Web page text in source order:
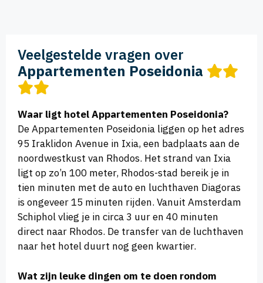
Veelgestelde vragen over
Appartementen Poseidonia
Waar ligt hotel Appartementen Poseidonia?
De Appartementen Poseidonia liggen op het adres
95 Iraklidon Avenue in Ixia, een badplaats aan de
noordwestkust van Rhodos. Het strand van Ixia
ligt op zo’n 100 meter, Rhodos-stad bereik je in
tien minuten met de auto en luchthaven Diagoras
is ongeveer 15 minuten rijden. Vanuit Amsterdam
Schiphol vlieg je in circa 3 uur en 40 minuten
direct naar Rhodos. De transfer van de luchthaven
naar het hotel duurt nog geen kwartier.
Wat zijn leuke dingen om te doen rondom